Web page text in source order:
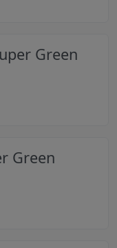
Green
Green